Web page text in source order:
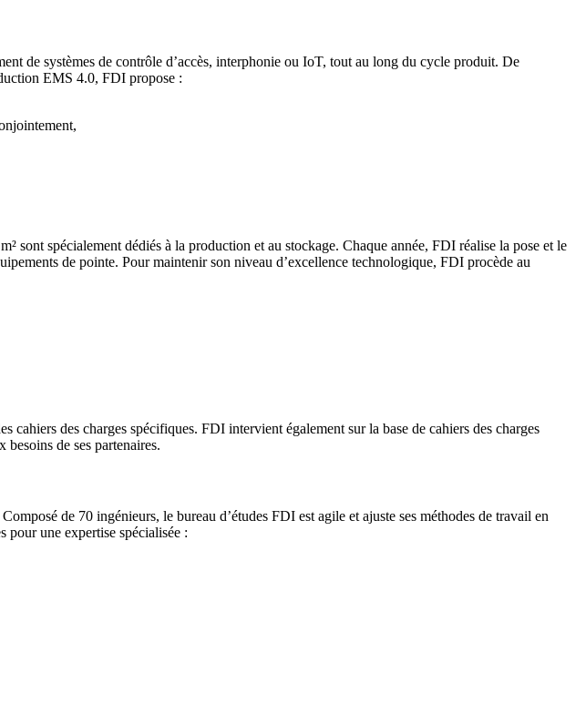
de systèmes de contrôle d’accès, interphonie ou IoT, tout au long du cycle produit. De
EMS 4.0, FDI propose :
spécialement dédiés à la production et au stockage. Chaque année, FDI réalise la pose et le
de pointe. Pour maintenir son niveau d’excellence technologique, FDI procède au
des charges spécifiques. FDI intervient également sur la base de cahiers des charges
de ses partenaires.
de 70 ingénieurs, le bureau d’études FDI est agile et ajuste ses méthodes de travail en
pour une expertise spécialisée :